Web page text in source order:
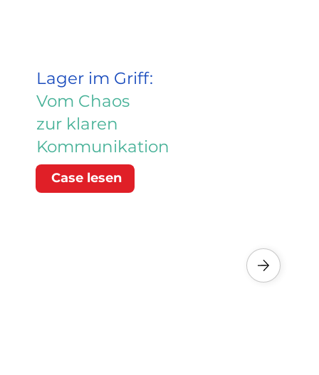
Lager im Griff:
Vom Chaos
zur klaren
Kommunikation
Case lesen